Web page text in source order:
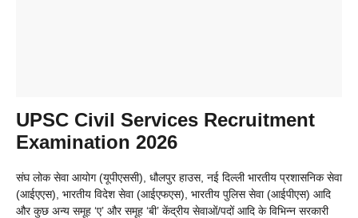
UPSC Civil Services Recruitment
Examination 2026
संघ लोक सेवा आयोग (यूपीएससी), धौलपुर हाउस, नई दिल्ली भारतीय प्रशासनिक सेवा
(आईएएस), भारतीय विदेश सेवा (आईएफएस), भारतीय पुलिस सेवा (आईपीएस) आदि
और कुछ अन्य समूह ‘ए’ और समूह ‘बी’ केंद्रीय सेवाओं/पदों आदि के विभिन्न सरकारी